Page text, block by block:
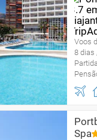
Voos
8 dias
Spa